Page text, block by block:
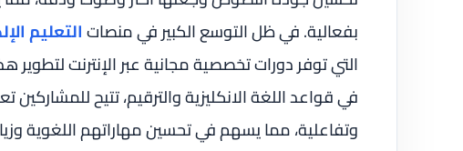
بفعالية. في ظل التوسع الكبير في منصاتالتعليم
التي توفر دورات تخصصية مجانية عبر الإنترنت
في قواعد اللغة الانكليزية والترقيم، تتيح
وتفاعلية، مما يسهم في تحسين مهاراتهم اللغوية